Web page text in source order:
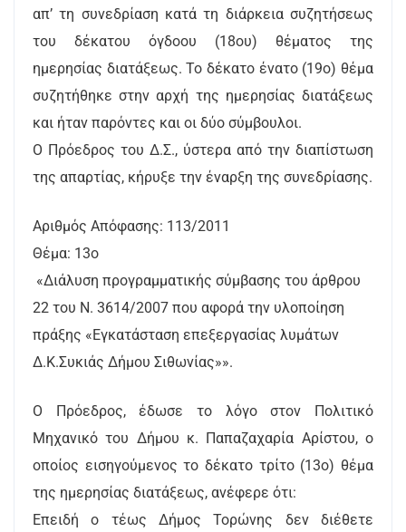
απ’ τη συνεδρίαση κατά τη διάρκεια συζητήσεως
του δέκατου όγδοου (18ου) θέματος της
ημερησίας διατάξεως. Το δέκατο ένατο (19ο) θέμα
συζητήθηκε στην αρχή της ημερησίας διατάξεως
και ήταν παρόντες και οι δύο σύμβουλοι.
Ο Πρόεδρος του Δ.Σ., ύστερα από την διαπίστωση
της απαρτίας, κήρυξε την έναρξη της συνεδρίασης.
Αριθμός Απόφασης: 113/2011
Θέμα: 13ο
«Διάλυση προγραμματικής σύμβασης του άρθρου
22 του Ν. 3614/2007 που αφορά την υλοποίηση
πράξης «Εγκατάσταση επεξεργασίας λυμάτων
Δ.Κ.Συκιάς Δήμου Σιθωνίας»».
Ο Πρόεδρος, έδωσε το λόγο στον Πολιτικό
Μηχανικό του Δήμου κ. Παπαζαχαρία Αρίστου, ο
οποίος εισηγούμενος το δέκατο τρίτο (13o) θέμα
της ημερησίας διατάξεως, ανέφερε ότι:
Επειδή ο τέως Δήμος Τορώνης δεν διέθετε